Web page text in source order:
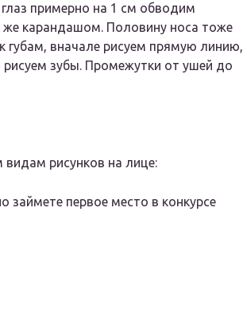
примерно на 1 см обводим
карандашом. Половину носа тоже
губам, вначале рисуем прямую линию,
зубы. Промежутки от ушей до
рисунков на лице:
займете первое место в конкурсе